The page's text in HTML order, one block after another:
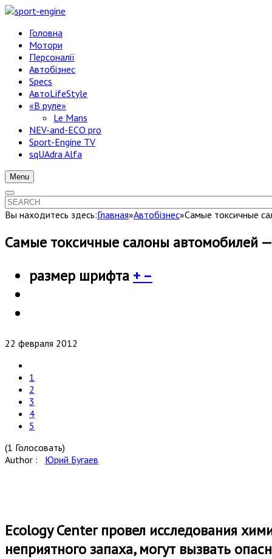
Головна
Мотори
Персоналії
Автобізнес
Specs
АвтоLifeStyle
«В руле»
Le Mans
NEV-and-ECO pro
Sport-Engine TV
sqUAdra Alfa
Menu
Вы находитесь здесь:Главная»Автобізнес»Самые токсичные
Самые токсичные салоны автомобилей
размер шрифта + –
22 февраля 2012
1
2
3
4
5
(1 Голосовать)
Author : Юрий Бугаев
Ecology Center провел исследования
неприятного запаха, могут вызвать